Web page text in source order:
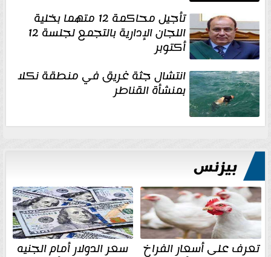
تأجيل محاكمة 12 متهما بخلية
اللجان الإدارية بالتجمع لجلسة 12
أكتوبر
انتشال جثة غريق في منطقة نكلا
بمنشأة القناطر
بيزنس
تعرف على أسعار الفراخ سعر الدولار أمام الجنيه